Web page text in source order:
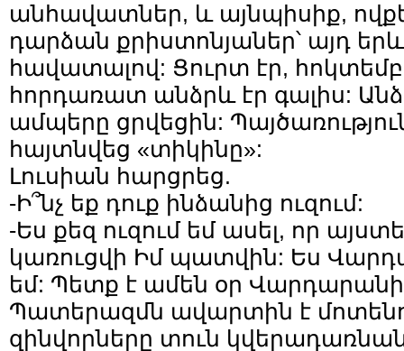
անհավատներ, և այնպիսիք,
դարձան քրիստոնյաներ՝ այդ
հավատալով: Ցուրտ էր,
հորդառատ անձրև էր գալիս:
ամպերը ցրվեցին:
հայտնվեց «տիկինը»:
Լուսիան հարցրեց.
-Ի՞նչ եք դուք ինձանից ուզում:
-Ես քեզ ուզում եմ ասել, որ
կառուցվի Իմ պատվին: Ես
եմ: Պետք է ամեն օր
Պատերազմն ավարտին է
զինվորները տուն